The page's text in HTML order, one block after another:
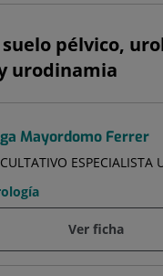
pélvico,
urodinamia
Mayordomo Ferrer
ESPECIALISTA
Ver ficha